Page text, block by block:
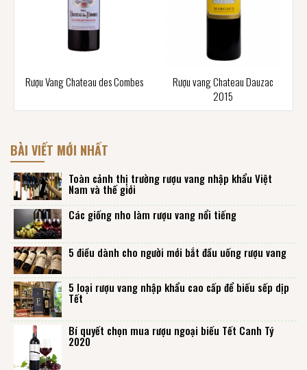
Rượu Vang Chateau des Combes
Rượu vang Chateau Dauzac
2015
BÀI VIẾT MỚI NHẤT
Toàn cảnh thị trường rượu vang nhập khẩu Việt
Nam và thế giới
Các giống nho làm rượu vang nổi tiếng
5 điều dành cho người mới bắt đầu uống rượu vang
5 loại rượu vang nhập khẩu cao cấp để biếu sếp dịp
Tết
Bí quyết chọn mua rượu ngoại biếu Tết Canh Tý
2020